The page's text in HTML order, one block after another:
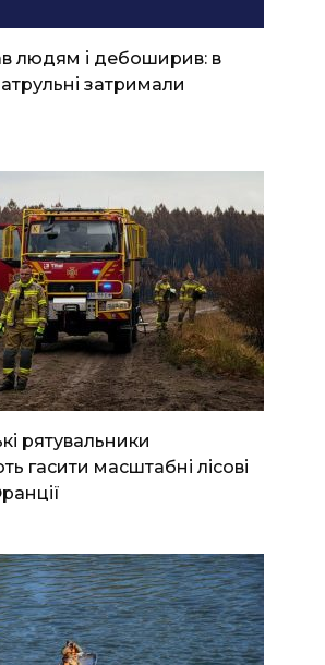
людям і дебоширив: в
затримали
рятувальники
гасити масштабні лісові